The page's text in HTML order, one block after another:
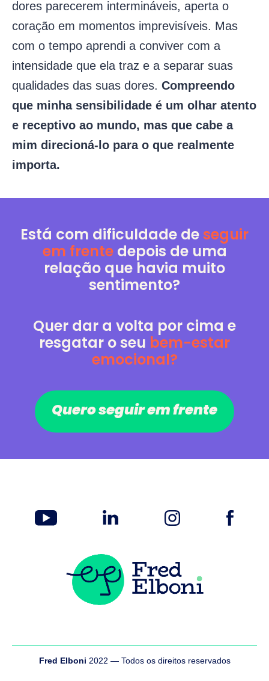
dores parecerem intermináveis, aperta o
coração em momentos imprevisíveis. Mas
com o tempo aprendi a conviver com a
intensidade que ela traz e a separar suas
qualidades das suas dores. Compreendo
que minha sensibilidade é um olhar atento
e receptivo ao mundo, mas que cabe a
mim direcioná-lo para o que realmente
importa.
Está com dificuldade deseguir
em frentedepois de uma
relação que havia muito
sentimento?
Quer dar a volta por cima e
resgatar o seu bem-estar
emocional?
Quero seguir em frente
Fred Elboni 2022 — Todos os direitos reservados